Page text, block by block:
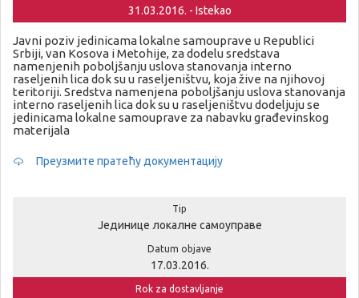
31.03.2016. - Istekao
Javni poziv jedinicama lokalne samouprave u Republici
Srbiji, van Kosova i Metohije, za dodelu sredstava
namenjenih poboljšanju uslova stanovanja interno
raseljenih lica dok su u raseljeništvu, koja žive na njihovoj
teritoriji. Sredstva namenjena poboljšanju uslova stanovanja
interno raseljenih lica dok su u raseljeništvu dodeljuju se
jedinicama lokalne samouprave za nabavku građevinskog
materijala
Преузмите пратећу документацију
Tip
Јединице локалне самоуправе
Datum objave
17.03.2016.
Rok za dostavljanje